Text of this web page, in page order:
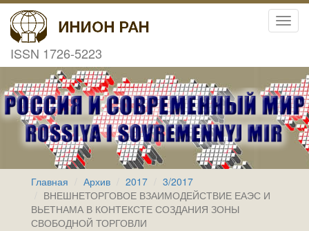
ISSN 1726-5223
Главная Архив 2017
3/2017
ВНЕШНЕТОРГОВОЕ ВЗАИМОДЕЙСТВИЕ ЕАЭС И
ВЬЕТНАМА В КОНТЕКСТЕ СОЗДАНИЯ ЗОНЫ
СВОБОДНОЙ ТОРГОВЛИ